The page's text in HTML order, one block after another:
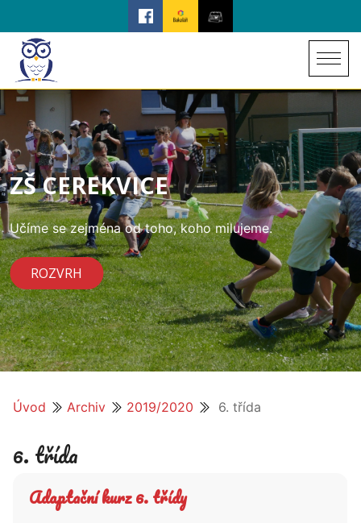
ZŠ CEREKVICE
Učíme se zejména od toho, koho milujeme.
ROZVRH
Úvod Archiv 2019/2020 6. třída
6. třída
Adaptační kurz 6. třídy